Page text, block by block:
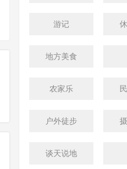
游记
地方美食
农家乐
户外徒步
谈天说地